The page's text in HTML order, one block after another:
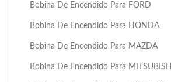
Bobina De Encendido Para FORD
Bobina De Encendido Para HONDA
Bobina De Encendido Para MAZDA
Bobina De Encendido Para MITSUBISHI